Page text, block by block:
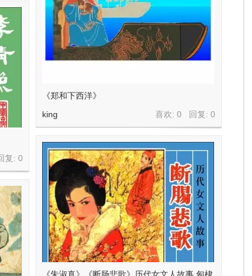
《郑和下西洋》
喜欢: 0 回复:0
king
复:0